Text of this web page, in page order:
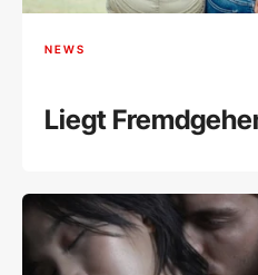
NEWS
Liegt